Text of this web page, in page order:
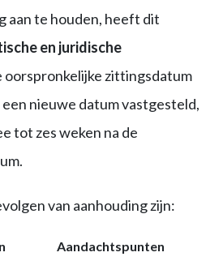
aan te houden, heeft dit
en juridische
oorspronkelijke zittingsdatum
nieuwe datum vastgesteld,
tot zes weken na de
van aanhouding zijn:
Aandachtspunten